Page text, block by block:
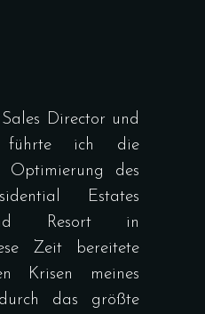
Director und
führte ich die
Optimierung des
Estates
Resort in
Zeit bereitete
Krisen meines
das größte